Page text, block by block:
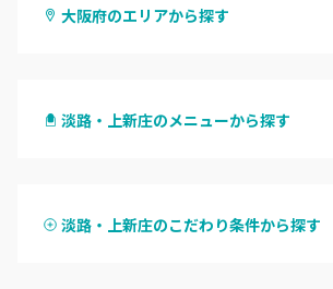
大阪府のエリアから探す
心斎橋・南船場・アメ村
淡路・上新庄のメニューから探す
ハンドスカルプ
淡路・上新庄のこだわり条件から探す